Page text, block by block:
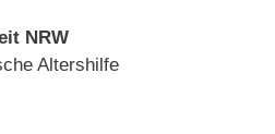
NRW
Altershilfe